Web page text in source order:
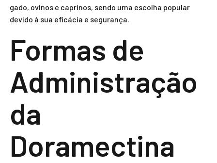
gado, ovinos e caprinos, sendo uma escolha popular
devido à sua eficácia e segurança.
Formas de
Administração
da
Doramectina